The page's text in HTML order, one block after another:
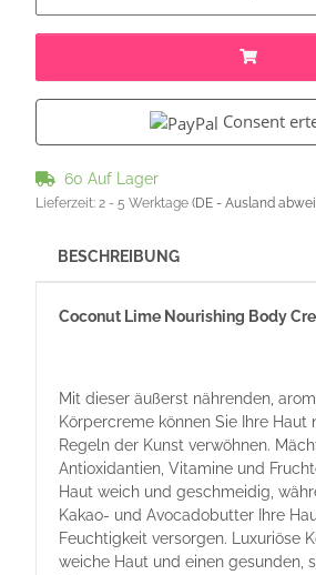
Consent
60 Auf Lager
Lieferzeit: 2 - 5 Werktage (DE - Ausland
BESCHREIBUNG
Coconut Lime Nourishing Body
Mit dieser äußerst nährenden,
Körpercreme können Sie Ihre Haut
Regeln der Kunst verwöhnen.
Antioxidantien, Vitamine und
Haut weich und geschmeidig,
Kakao- und Avocadobutter Ihre
Feuchtigkeit versorgen. Luxuriöse
weiche Haut und einen gesunden,